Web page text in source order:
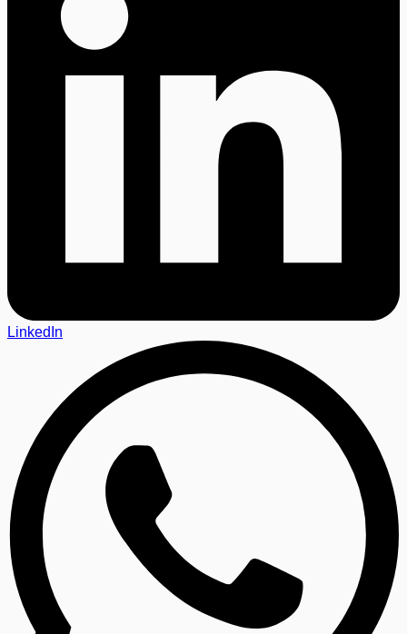
LinkedIn